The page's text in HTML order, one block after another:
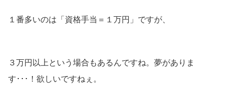
１番多いのは「資格手当＝１万円」ですが、
３万円以上という場合もあるんですね。夢がありま
す･･･！欲しいですねぇ。